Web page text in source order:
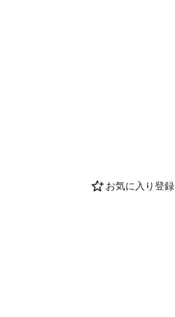
お気に入り登録
清水玲子、萩岩睦美、福田
Guest 清水玲子／萩岩
キョロコのお庭マンガ 文月
ビューSpecial Guest おおや